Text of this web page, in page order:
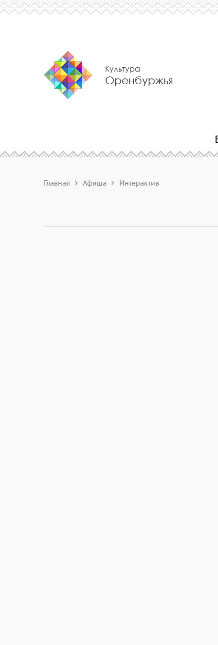
Культура
Оренбуржья
Главная Афиша Интерактив